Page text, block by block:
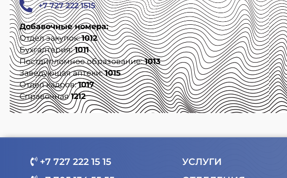
+7 727 222 1515
Добавочные номера:
Отдел закупок:1012
Бухгалтерия:1011
Постдипломное образование:1013
Заведующая аптеки:1015
Отдел кадров:1017
Справочная1212
+7 727 222 15 15
УСЛУГИ